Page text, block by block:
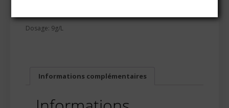
Dosage: 9g/L
Informations complémentaires